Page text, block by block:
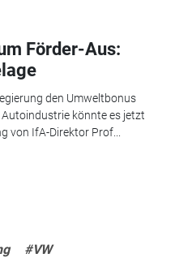
Förder-Aus:
den Umweltbonus
könnte es jetzt
von IfA-Direktor Prof...
#VW